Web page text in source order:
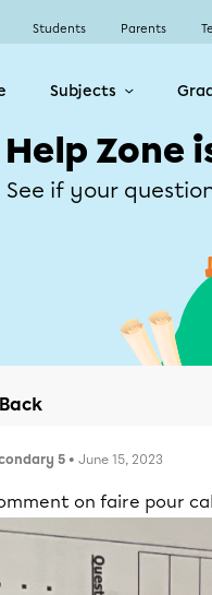
Students Parents
Subjects
Help Zone
See if your
Back
5 • June 15, 2023
on faire pour